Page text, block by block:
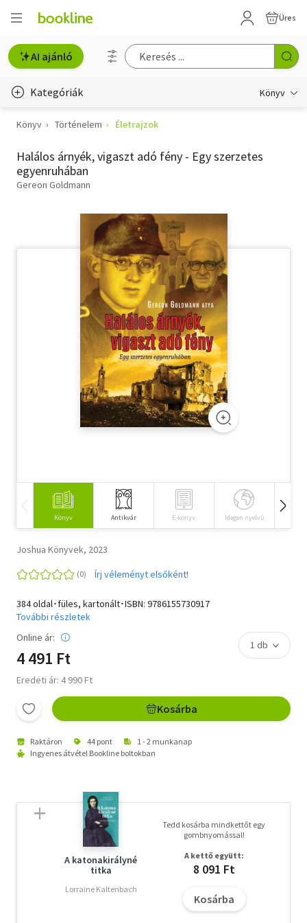
Üres
AI ajánló
Kategóriák Könyv
Életmód, egészség
Erotika
Gyermek- és ifjúsági
Hobbi, szabadidő
Szótár, nyelvkönyv
Tankönyv, segédkönyv
Társadalomtudomány
Természettudomány
Vallás
Könyv Történelem Életrajzok
Halálos árnyék, vigaszt adó fény - Egy szerzetes
egyenruhában
Gereon Goldmann
Könyv Antikvár E-könyv Idegen nyelvű
Joshua Könyvek, 2023
Írj véleményt elsőként!
384 oldal･füles, kartonált･ISBN: 9786155730917
További részletek
Online ár:
4 491 Ft
Eredeti ár: 4 990 Ft
Kosárba
Raktáron 44 pont
1 - 2 munkanap
Ingyenes átvétel Bookline boltokban
A katonakirályné
titka
Lorraine Kaltenbach
Tedd kosárba mindkettőt egy
gombnyomással!
A kettő együtt:
8 091 Ft
Kosárba